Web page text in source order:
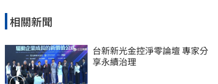
相關新聞
台新新光金控淨零論壇 專家分
享永續治理